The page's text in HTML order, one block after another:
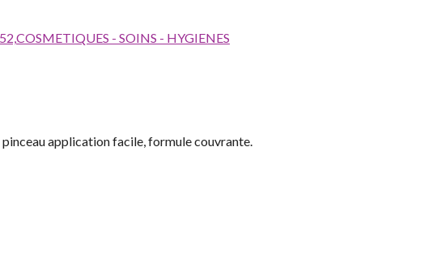
COSMETIQUES - SOINS - HYGIENES
application facile, formule couvrante.